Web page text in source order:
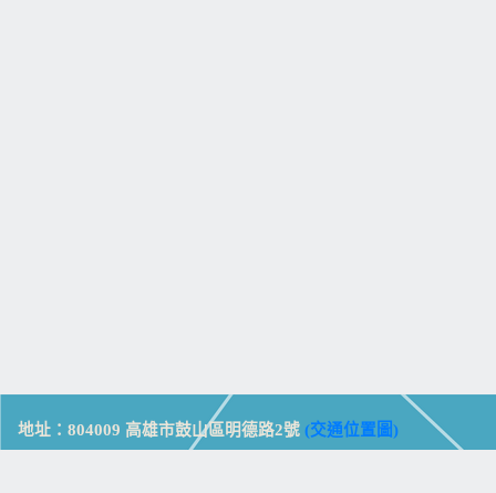
地址：804009 高雄市鼓山區明德路2號 (交通位置圖)